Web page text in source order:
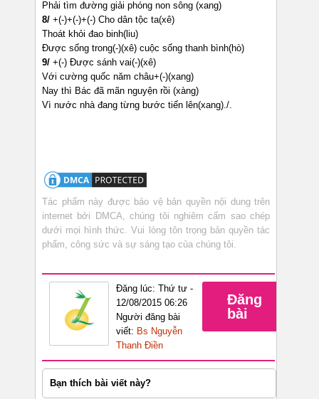
Phải tìm đường giải phóng non sông (xang)
8/ +(-)+(-)+(-) Cho dân tộc ta(xê)
Thoát khỏi đao binh(liu)
Được sống trong(-)(xê) cuộc sống thanh bình(hò)
9/ +(-) Được sánh vai(-)(xê)
Với cường quốc năm châu+(-)(xang)
Nay thì Bác đã mãn nguyện rồi (xàng)
Vì nước nhà đang từng bước tiến lên(xang)./.
Tác phẩm này được bảo vệ bản quyền nội dung trên
internet bởi DMCA, chúng tôi nghiêm cấm sao chép
dưới mọi hình thức. Vui lòng tôn trọng bản quyền tác
phẩm, công sức và sự sáng tạo của chúng tôi.
Đăng lúc: Thứ tư -
12/08/2015 06:26
Người đăng bài
viết: Bs Nguyễn
Thanh Điền
Đăng
bài
Bạn thích bài viết này?